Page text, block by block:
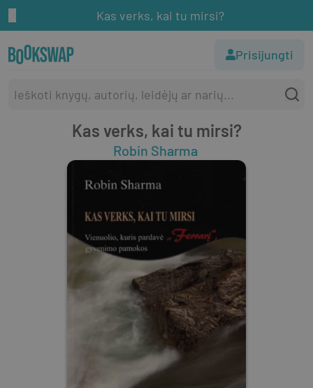
Kas verks, kai tu mirsi?
Prisijungti
Kas verks, kai tu mirsi?
Robin Sharma